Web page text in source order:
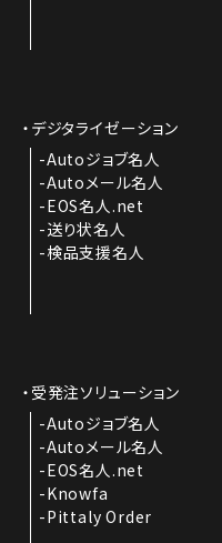
デジタライゼーション
Autoジョブ名人
Autoメール名人
EOS名人.net
送り状名人
検品支援名人
受発注ソリューション
Autoジョブ名人
Autoメール名人
EOS名人.net
Knowfa
Pittaly Order